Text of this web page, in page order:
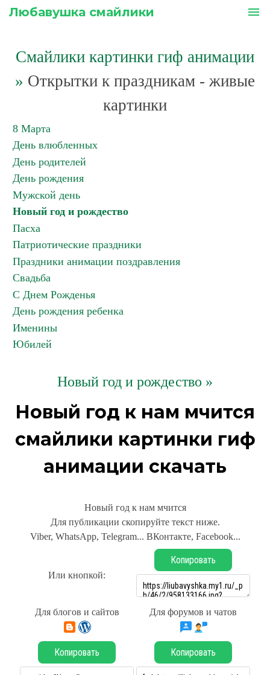
Любавушка смайлики menu
Смайлики картинки гиф анимации
» Открытки к праздникам - живые
картинки
8 Марта
День влюбленных
День родителей
День рождения
Мужской день
Новый год и рождество
Пасха
Патриотические праздники
Праздники анимации поздравления
Свадьба
С Днем Рожденья
День рождения ребенка
Именины
Юбилей
Новый год и рождество »
Новый год к нам мчится
смайлики картинки гиф
анимации скачать
Новый год к нам мчится
Для публикации скопируйте текст ниже.
Viber, WhatsApp, Telegram... ВКонтакте, Facebook...
Или кнопкой:
Копировать
Для блогов и сайтов Для форумов и чатов
Копировать Копировать